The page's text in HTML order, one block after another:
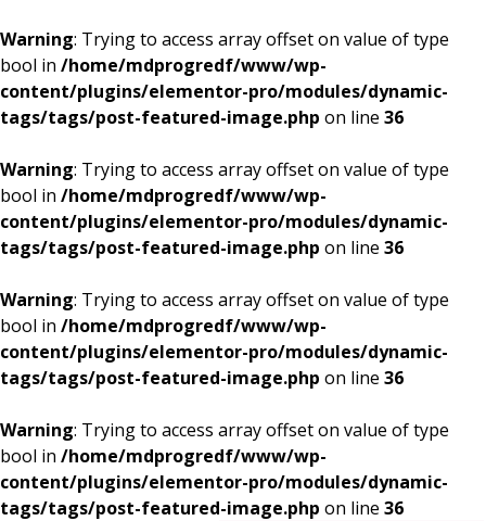
Warning: Trying to access array offset on value of type
bool in /home/mdprogredf/www/wp-
content/plugins/elementor-pro/modules/dynamic-
tags/tags/post-featured-image.php on line 36
Warning: Trying to access array offset on value of type
bool in /home/mdprogredf/www/wp-
content/plugins/elementor-pro/modules/dynamic-
tags/tags/post-featured-image.php on line 36
Warning: Trying to access array offset on value of type
bool in /home/mdprogredf/www/wp-
content/plugins/elementor-pro/modules/dynamic-
tags/tags/post-featured-image.php on line 36
Warning: Trying to access array offset on value of type
bool in /home/mdprogredf/www/wp-
content/plugins/elementor-pro/modules/dynamic-
tags/tags/post-featured-image.php on line 36